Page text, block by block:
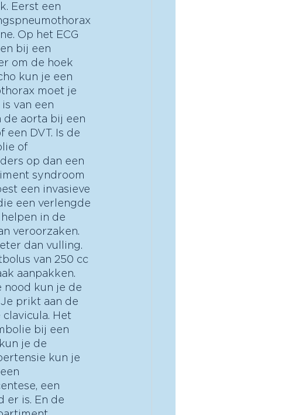
Eerst een
Op het ECG
bij een
om de hoek
kun je een
moet je
van een
de aorta bij een
DVT. Is de
of
op dan een
syndroom
een invasieve
een verlengde
in de
veroorzaken.
dan vulling.
van 250 cc
aanpakken.
nood kun je de
prikt aan de
Het
bij een
je de
kun je
een
er is. En de